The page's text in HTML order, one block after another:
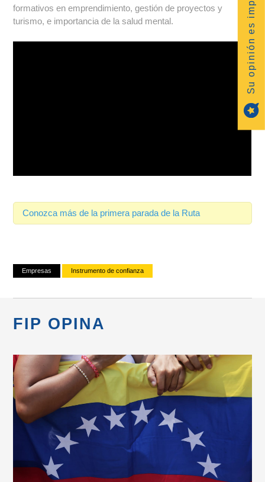
formativos en emprendimiento, gestión de proyectos y
turismo, e importancia de la salud mental.
Conozca más de la primera parada de la Ruta
Empresas Instrumento de confianza
FIP OPINA
Su opinión es importante